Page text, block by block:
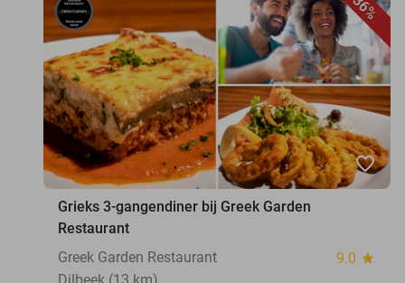
36%
favorite_border
Grieks 3-gangendiner bij Greek Garden
Restaurant
Greek Garden Restaurant
9.0 star